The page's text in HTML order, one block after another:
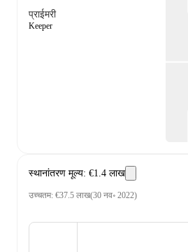
प्राईमरी
Keeper
स्थानांतरण मूल्य: €1.4 लाख
उच्चतम: €37.5 लाख(30 नव॰ 2022)